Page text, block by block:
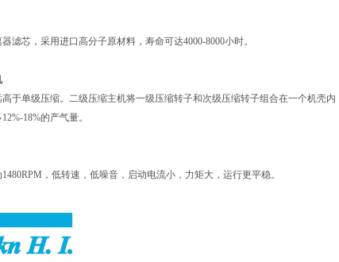
滤芯，采用进口高分子原材料，寿命可达4000-8000小时。
于单级压缩。二级压缩主机将一级压缩转子和次级压缩转子组合在一个机壳
18%的产气量。
，低转速，低噪音，启动电流小，力矩大，运行更平稳。